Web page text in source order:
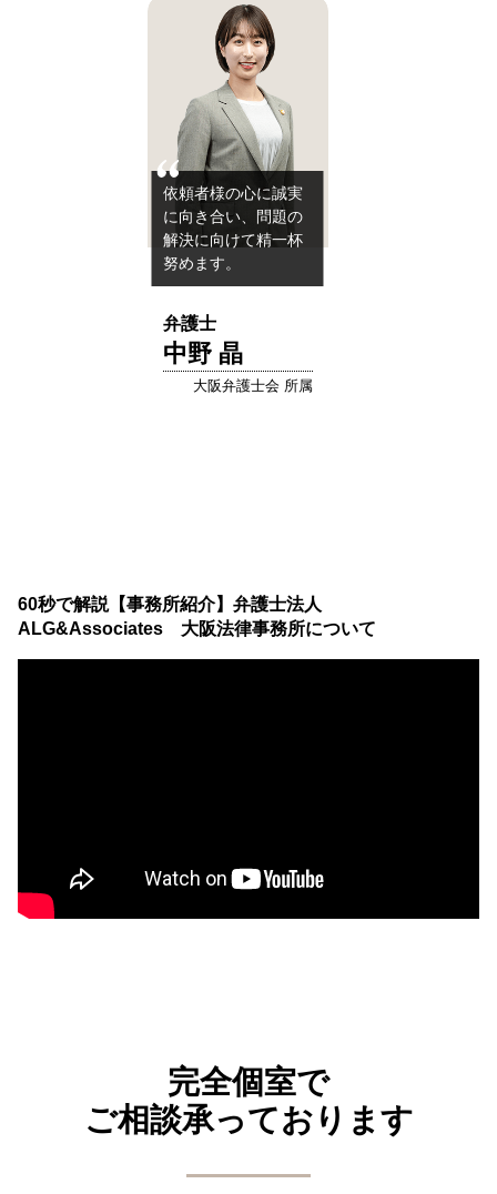
依頼者様の心に誠実
に向き合い、問題の
解決に向けて精一杯
努めます。
弁護士
中野 晶
大阪弁護士会 所属
60秒で解説【事務所紹介】弁護士法人
ALG&Associates 大阪法律事務所について
完全個室で
ご相談承っております